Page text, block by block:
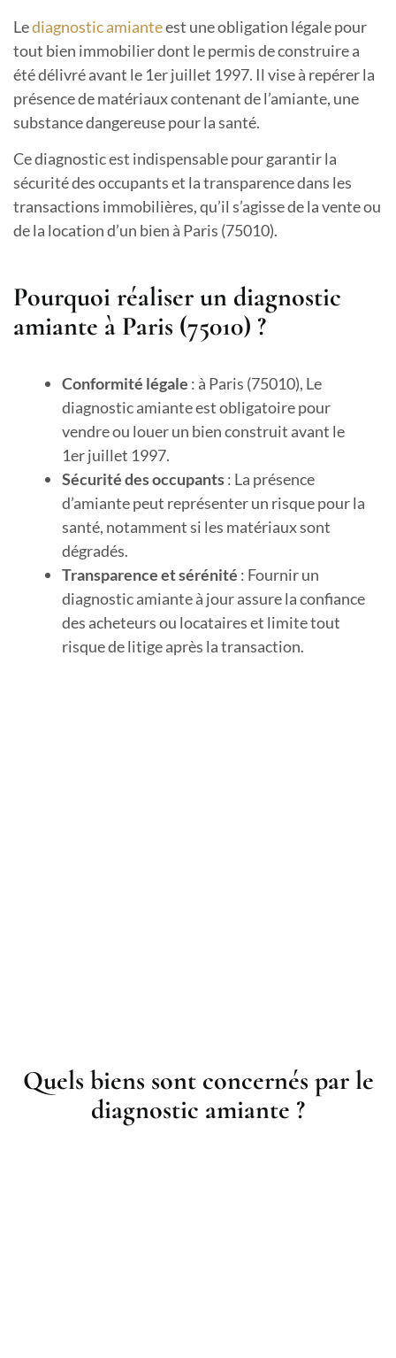
Lediagnostic amianteest une obligation légale pour
tout bien immobilier dont le permis de construire a
été délivré avant le 1er juillet 1997. Il vise à repérer la
présence de matériaux contenant de l’amiante, une
substance dangereuse pour la santé.
Ce diagnostic est indispensable pour garantir la
sécurité des occupants et la transparence dans les
transactions immobilières, qu’il s’agisse de la vente ou
de la location d’un bien à Paris (75010).
Pourquoi réaliser un diagnostic
amiante à Paris (75010) ?
Conformité légale : à Paris (75010), Le
diagnostic amiante est obligatoire pour
vendre ou louer un bien construit avant le
1er juillet 1997.
Sécurité des occupants: La présence
d’amiante peut représenter un risque pour la
santé, notamment si les matériaux sont
dégradés.
Transparence et sérénité : Fournir un
diagnostic amiante à jour assure la confiance
des acheteurs ou locataires et limite tout
risque de litige après la transaction.
Quels biens sont concernés par le
diagnostic amiante ?